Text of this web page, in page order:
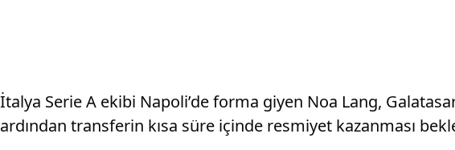
İtalya Serie A ekibi Napoli’de forma giyen Noa Lang,
ardından transferin kısa süre içinde resmiyet kazanması